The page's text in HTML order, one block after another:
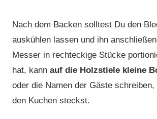
Nach dem Backen solltest Du den
auskühlen lassen und ihn
Messer in rechteckige Stücke
hat, kann auf die Holzstiele kleine
oder die Namen der Gäste
den Kuchen steckst.